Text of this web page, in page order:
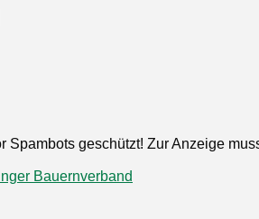
Spambots geschützt! Zur Anzeige